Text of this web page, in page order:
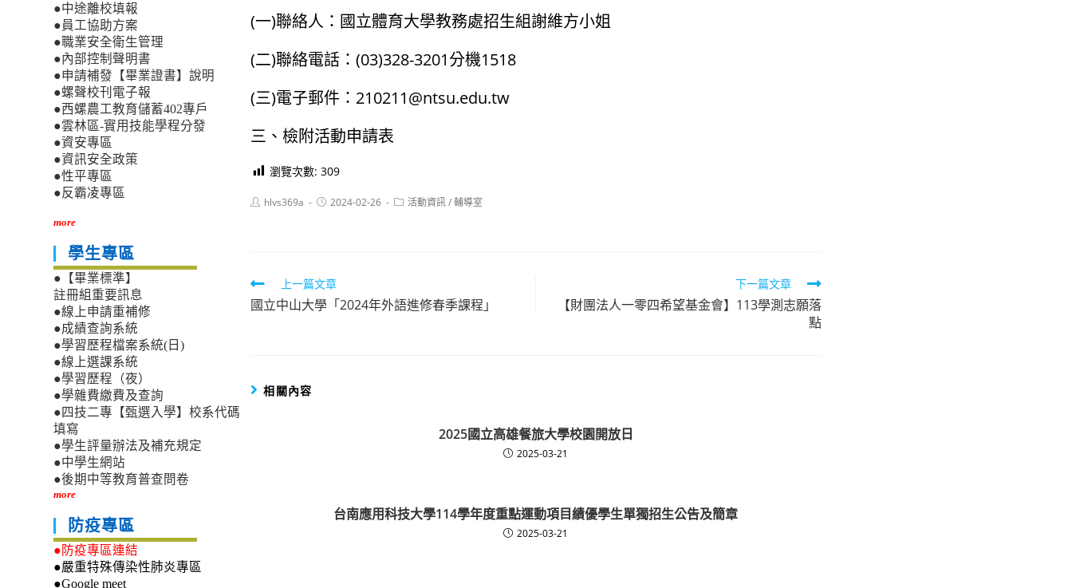
(一)聯絡人：國立體育大學教務處招生組謝維方小姐
(二)聯絡電話：(03)328-3201分機1518
(三)電子郵件：210211@ntsu.edu.tw
三、檢附活動申請表
瀏覽次數: 309
Posthlvs369a
Post2024-02-26
Post活動資訊/輔導室
Read
more
上一篇文章
國立中山大學「2024年外語進修春季課程」
下一篇文章
【財團法人一零四希望基金會】113學測志願落
點
相關內容
2025國立高雄餐旅大學校園開放日
2025-03-21
台南應用科技大學114學年度重點運動項目績優學生單獨招生公告及簡章
2025-03-21
●中途離校填報
●員工協助方案
●職業安全衛生管理
●內部控制聲明書
●申請補發【畢業證書】說明
●螺聲校刊電子報
●西螺農工教育儲蓄402專戶
●雲林區-實用技能學程分發
●資安專區
●資訊安全政策
●性平專區
●反霸凌專區
more
學生專區
●【畢業標準】
註冊組重要訊息
●線上申請重補修
●成績查詢系統
●學習歷程檔案系統(日)
●線上選課系統
●學習歷程（夜）
●學雜費繳費及查詢
●四技二專【甄選入學】校系代碼
填寫
●學生評量辦法及補充規定
●中學生網站
●後期中等教育普查問卷
more
防疫專區
●防疫專區連結
●嚴重特殊傳染性肺炎專區
●Google meet